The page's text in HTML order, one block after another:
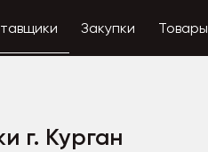
Закупки Товары
г. Курган